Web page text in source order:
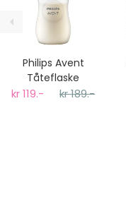
Philips Avent
Tåteflaske
Natural
kr 119.- kr 189.-